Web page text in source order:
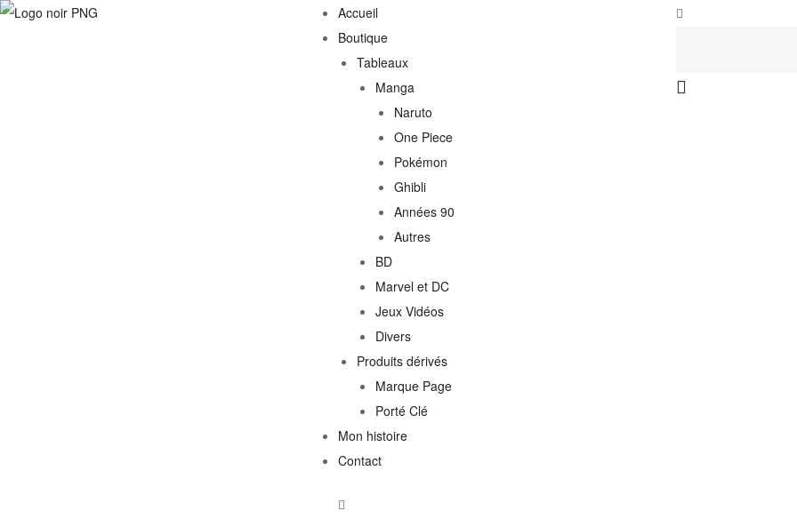
Accueil
Boutique
Tableaux
Manga
Naruto
One Piece
Pokémon
Ghibli
Années 90
Autres
BD
Marvel et DC
Jeux Vidéos
Divers
Produits dérivés
Marque Page
Porté Clé
Mon histoire
Contact